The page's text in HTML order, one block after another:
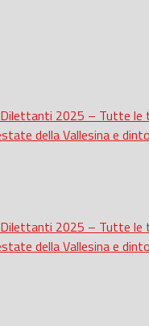
Dilettanti 2025 – Tutte
della Vallesina e
Dilettanti 2025 – Tutte
della Vallesina e